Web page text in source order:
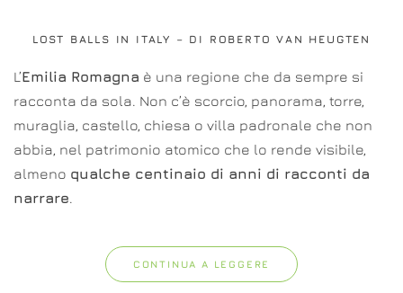
LOST BALLS IN ITALY – DI ROBERTO VAN HEUGTEN
L’Emilia Romagna è una regione che da sempre si
racconta da sola. Non c’è scorcio, panorama, torre,
muraglia, castello, chiesa o villa padronale che non
abbia, nel patrimonio atomico che lo rende visibile,
almeno qualche centinaio di anni di racconti da
narrare.
CONTINUA A LEGGERE